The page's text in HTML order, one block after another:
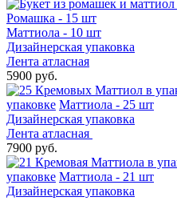
Ромашка - 15 шт
Маттиола - 10 шт
Дизайнерская упаковка
Лента атласная
5900 руб.
упаковке Маттиола - 25 шт
Дизайнерская упаковка
Лента атласная
7900 руб.
упаковке Маттиола - 21 шт
Дизайнерская упаковка